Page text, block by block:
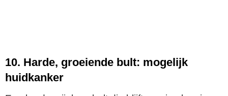
10. Harde, groeiende bult: mogelijk
huidkanker